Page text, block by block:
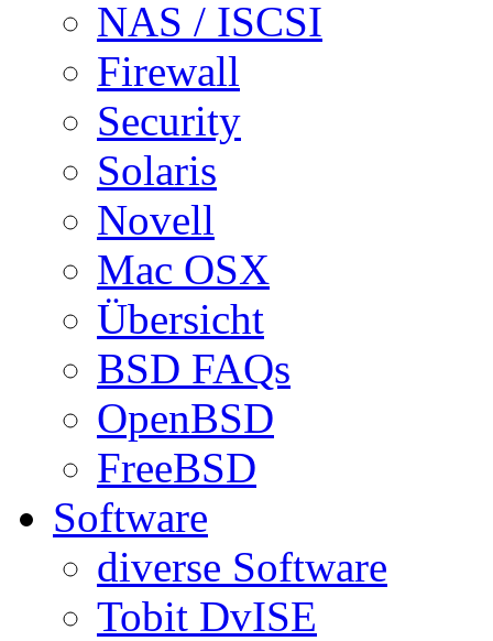
NAS / ISCSI
Firewall
Security
Solaris
Novell
Mac OSX
Übersicht
BSD FAQs
OpenBSD
FreeBSD
Software
diverse Software
Tobit DvISE